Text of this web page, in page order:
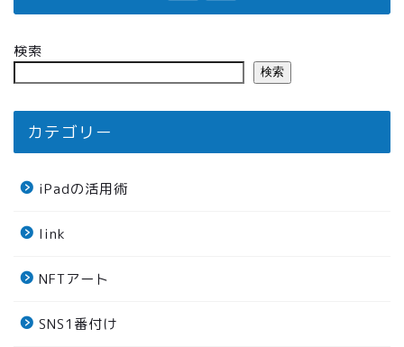
検索
検索
カテゴリー
iPadの活用術
link
NFTアート
SNS1番付け